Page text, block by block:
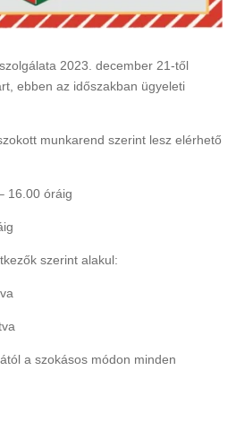
2023. december 21-től
ebben az időszakban ügyeleti
munkarend szerint lesz elérhető
16.00 óráig
szerint alakul:
a szokásos módon minden